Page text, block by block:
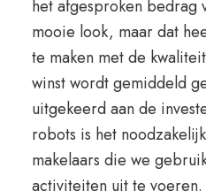
het afgesproken bedrag
mooie look, maar dat
te maken met de
winst wordt gemiddeld
uitgekeerd aan de
robots is het
makelaars die we
activiteiten uit te